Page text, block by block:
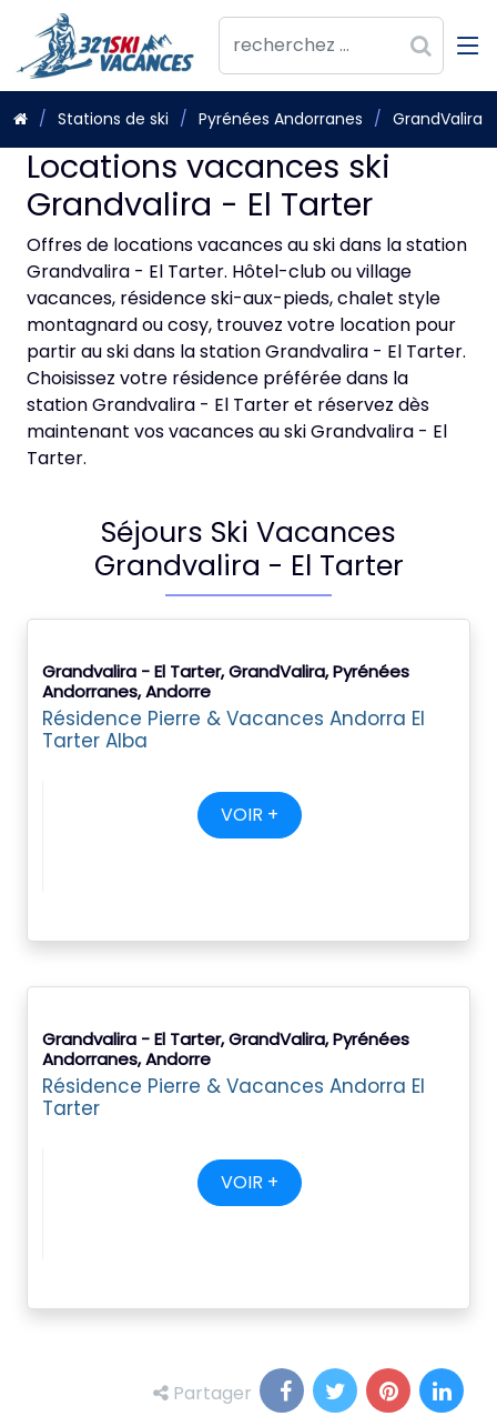
Stations de ski Pyrénées Andorranes GrandValira
Locations vacances ski
Grandvalira - El Tarter
Offres de locations vacances au ski dans la station
Grandvalira - El Tarter. Hôtel-club ou village
vacances, résidence ski-aux-pieds, chalet style
montagnard ou cosy, trouvez votre location pour
partir au ski dans la station Grandvalira - El Tarter.
Choisissez votre résidence préférée dans la
station Grandvalira - El Tarter et réservez dès
maintenant vos vacances au ski Grandvalira - El
Tarter.
Séjours Ski Vacances
Grandvalira - El Tarter
Grandvalira - El Tarter, GrandValira, Pyrénées
Andorranes, Andorre
Résidence Pierre & Vacances Andorra El
Tarter Alba
VOIR +
Grandvalira - El Tarter, GrandValira, Pyrénées
Andorranes, Andorre
Résidence Pierre & Vacances Andorra El
Tarter
VOIR +
Partager